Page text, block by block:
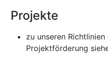
Projekte
zu unseren
Projektförderung